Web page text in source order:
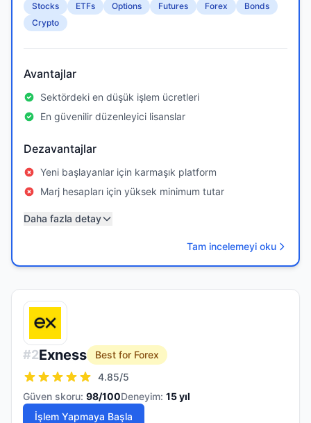
Stocks ETFs Options Futures Forex
Bonds
Crypto
Avantajlar
Sektördeki en düşük işlem ücretleri
En güvenilir düzenleyici lisanslar
Dezavantajlar
Yeni başlayanlar için karmaşık platform
Marj hesapları için yüksek minimum tutar
Daha fazla detay
Tam incelemeyi oku
#2Exness
Best for Forex
4.85/5
Güven skoru: 98/100Deneyim: 15yıl
İşlem Yapmaya Başla